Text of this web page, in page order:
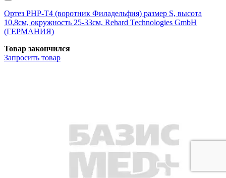
Ортез РНР-Т4 (воротник Филадельфия) размер S, высота
10,8см, окружность 25-33см, Rehard Technologies GmbH
(ГЕРМАНИЯ)
Товар закончился
Запросить товар